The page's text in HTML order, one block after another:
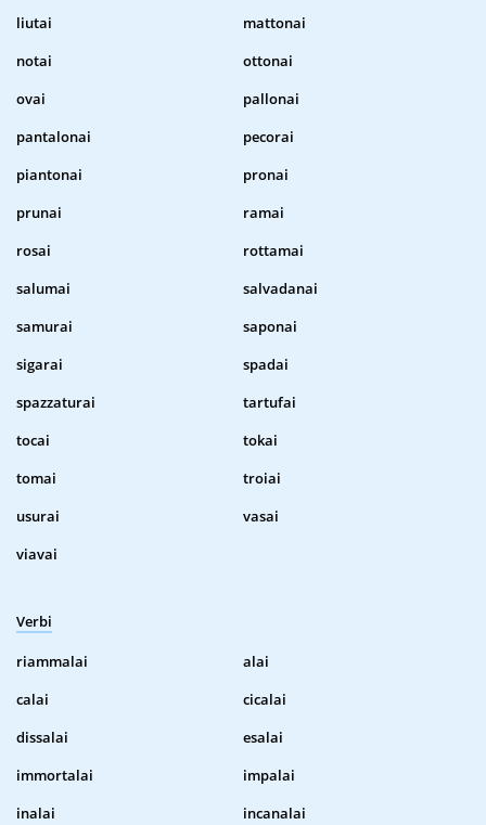
liutai
mattonai
notai
ottonai
ovai
pallonai
pantalonai
pecorai
piantonai
pronai
prunai
ramai
rosai
rottamai
salumai
salvadanai
samurai
saponai
sigarai
spadai
spazzaturai
tartufai
tocai
tokai
tomai
troiai
usurai
vasai
viavai
Verbi
riammalai
alai
calai
cicalai
dissalai
esalai
immortalai
impalai
inalai
incanalai